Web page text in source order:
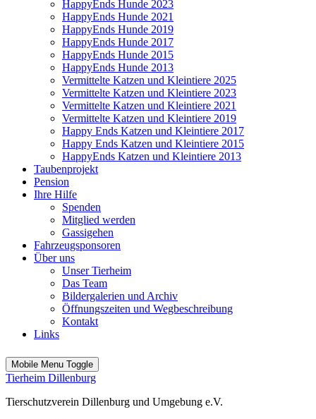
HappyEnds Hunde 2023
HappyEnds Hunde 2021
HappyEnds Hunde 2019
HappyEnds Hunde 2017
HappyEnds Hunde 2015
HappyEnds Hunde 2013
Vermittelte Katzen und Kleintiere 2025
Vermittelte Katzen und Kleintiere 2023
Vermittelte Katzen und Kleintiere 2021
Vermittelte Katzen und Kleintiere 2019
Happy Ends Katzen und Kleintiere 2017
Happy Ends Katzen und Kleintiere 2015
HappyEnds Katzen und Kleintiere 2013
Taubenprojekt
Pension
Ihre Hilfe
Spenden
Mitglied werden
Gassigehen
Fahrzeugsponsoren
Über uns
Unser Tierheim
Das Team
Bildergalerien und Archiv
Öffnungszeiten und Wegbeschreibung
Kontakt
Links
Mobile Menu Toggle
Tierheim Dillenburg
Tierschutzverein Dillenburg und Umgebung e.V.